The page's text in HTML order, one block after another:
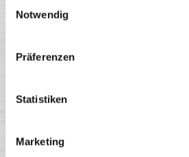
Notwendig
Präferenzen
Statistiken
Marketing
Pizzateig mit Tomatensauce,